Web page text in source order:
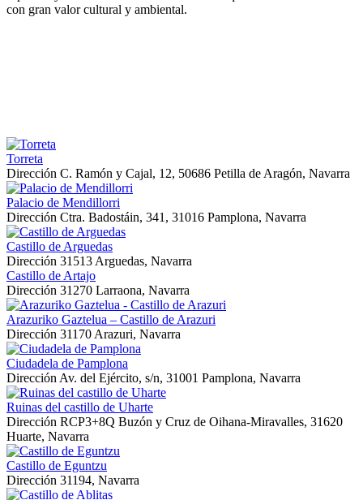
con gran valor cultural y ambiental.
Torreta
Dirección C. Ramón y Cajal, 12, 50686 Petilla de Aragón, Navarra
Palacio de Mendillorri
Dirección Ctra. Badostáin, 341, 31016 Pamplona, Navarra
Castillo de Arguedas
Dirección 31513 Arguedas, Navarra
Castillo de Artajo
Dirección 31270 Larraona, Navarra
Arazuriko Gaztelua – Castillo de Arazuri
Dirección 31170 Arazuri, Navarra
Ciudadela de Pamplona
Dirección Av. del Ejército, s/n, 31001 Pamplona, Navarra
Ruinas del castillo de Uharte
Dirección RCP3+8Q Buzón y Cruz de Oihana-Miravalles, 31620
Huarte, Navarra
Castillo de Eguntzu
Dirección 31194, Navarra